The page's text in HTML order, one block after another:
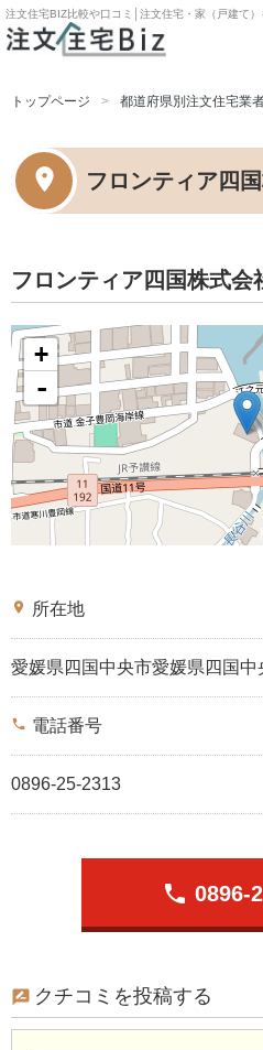
注文住宅BIZ比較や口コミ│注文住宅・家（戸建て）を建て
トップページ 都道府県別注文住宅業
フロンティア四
フロンティア四国株式会
+
-
place 所在地
愛媛県四国中央市愛媛県四国中
phone 電話番号
0896-25-2313
phone 0896-
クチコミを投稿する